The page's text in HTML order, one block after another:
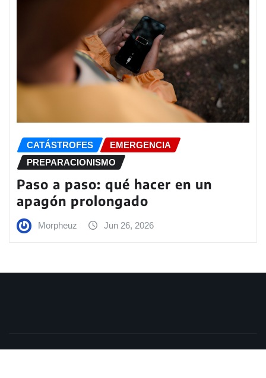
CATÁSTROFES
EMERGENCIA
PREPARACIONISMO
Paso a paso: qué hacer en un
apagón prolongado
Morpheuz Jun 26, 2026